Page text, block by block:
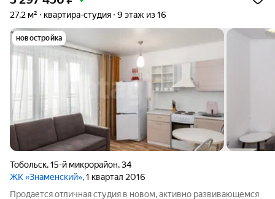
27,2 м² квартира-студия 9 этаж из 16
новостройка
Тобольск,15-й микрорайон,34
ЖК «Знаменский», 1 квартал 2016
Продается отличная студия в новом, активно развивающемся